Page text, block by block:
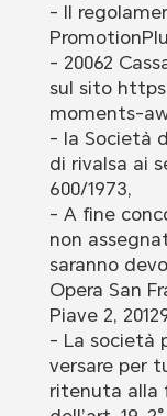
- Il
- 20062
sul sito
moments-
- la Società
di rivalsa ai
600/1973,
- A fine
non
saranno
Opera San
Piave 2,
- La società
versare per
ritenuta alla